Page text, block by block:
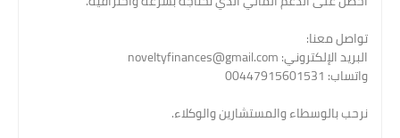
تواصل معنا:
البريد الإلكتروني: noveltyfinances@gmail.com
واتساب: 00447915601531
نرحب بالوسطاء والمستشارين والوكلاء.